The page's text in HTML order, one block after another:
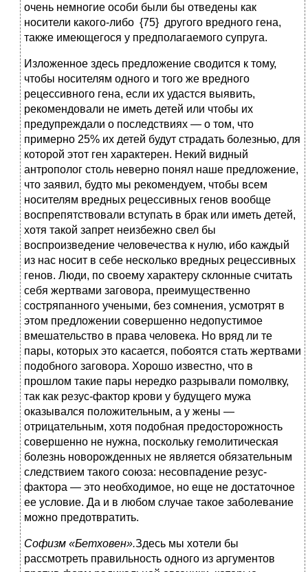
очень немногие особи были бы отведены как
носители какого-либо {75} другого вредного гена,
также имеющегося у предполагаемого супруга.
Изложенное здесь предложение сводится к тому,
чтобы носителям одного и того же вредного
рецессивного гена, если их удастся выявить,
рекомендовали не иметь детей или чтобы их
предупреждали о последствиях — о том, что
примерно 25% их детей будут страдать болезнью, для
которой этот ген характерен. Некий видный
антрополог столь неверно понял наше предложение,
что заявил, будто мы рекомендуем, чтобы всем
носителям вредных рецессивных генов вообще
воспрепятствовали вступать в брак или иметь детей,
хотя такой запрет неизбежно свел бы
воспроизведение человечества к нулю, ибо каждый
из нас носит в себе несколько вредных рецессивных
генов. Люди, по своему характеру склонные считать
себя жертвами заговора, преимущественно
состряпанного учеными, без сомнения, усмотрят в
этом предложении совершенно недопустимое
вмешательство в права человека. Но вряд ли те
пары, которых это касается, побоятся стать жертвами
подобного заговора. Хорошо известно, что в
прошлом такие пары нередко разрывали помолвку,
так как резус-фактор крови у будущего мужа
оказывался положительным, а у жены —
отрицательным, хотя подобная предосторожность
совершенно не нужна, поскольку гемолитическая
болезнь новорожденных не является обязательным
следствием такого союза: несовпадение резус-
фактора — это необходимое, но еще не достаточное
ее условие. Да и в любом случае такое заболевание
можно предотвратить.
Софизм «Бетховен».Здесь мы хотели бы
рассмотреть правильность одного из аргументов